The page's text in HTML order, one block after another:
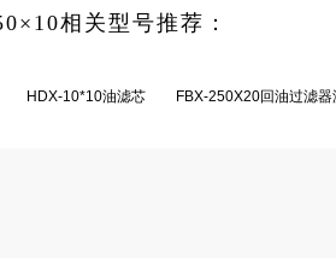
相关型号推荐：
HDX-10*10油滤芯 FBX-250X20回油过滤器